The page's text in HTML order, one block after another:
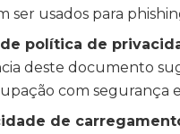
ser usados para
política de
deste documento
com segurança
de